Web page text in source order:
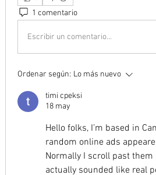
1 comentario
Escribir un comentario...
Ordenar según: Lo más nuevo
timi cpeksi
18 may
Hello folks, I’m based in
random online ads
Normally I scroll past
actually sounded like real